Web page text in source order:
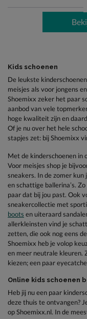
Kids schoenen
De leukste
meisjes als voor jongens
Shoemixx zeker het paar
aanbod van vele
hoge kwaliteit zijn en
Of je nu over het hele
stapjes zet: bij Shoemixx
Met de kinderschoenen in
Voor meisjes shop je
sneakers. In de zomer
en schattige ballerina’s.
paar dat bij jou past. Ook
sneakercollectie met
boots en uiteraard
allerkleinsten vind je
zetten, die ook nog eens
Shoemixx heb je volop
en meer neutrale kleuren.
kiezen; een paar
Online kids schoenen
Heb jij nu een paar
deze thuis te ontvangen?
op Shoemixx.nl. In de